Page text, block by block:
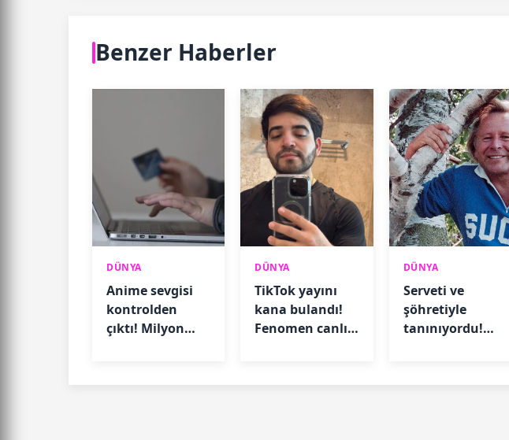
Benzer Haberler
DÜNYA
Anime sevgisi
kontrolden
çıktı! Milyon
DÜNYA
TikTok yayını
kana bulandı!
Fenomen canlı
DÜNYA
Serveti ve
şöhretiyle
tanınıyordu!